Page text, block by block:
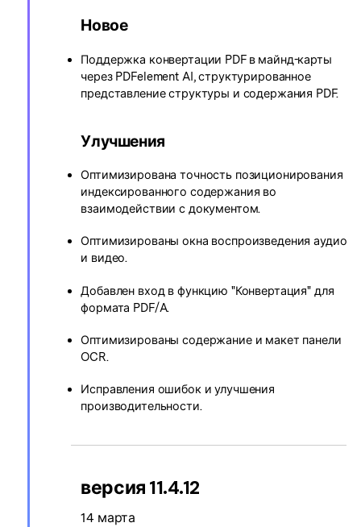
Новое
Поддержка конвертации PDF в майнд-карты
через PDFelement AI, структурированное
представление структуры и содержания PDF.
Улучшения
Оптимизирована точность позиционирования
индексированного содержания во
взаимодействии с документом.
Оптимизированы окна воспроизведения аудио
и видео.
Добавлен вход в функцию "Конвертация" для
формата PDF/A.
Оптимизированы содержание и макет панели
OCR.
Исправления ошибок и улучшения
производительности.
версия 11.4.12
14 марта